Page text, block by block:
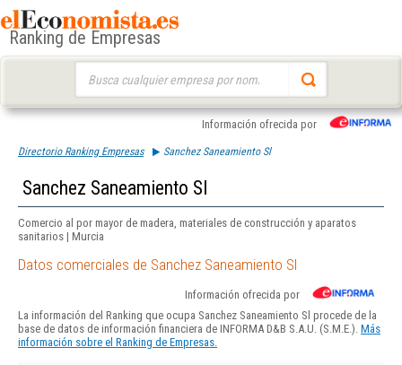
Ranking de Empresas
Información ofrecida por
Directorio Ranking Empresas Sanchez Saneamiento Sl
Sanchez Saneamiento Sl
Comercio al por mayor de madera, materiales de construcción y aparatos
sanitarios | Murcia
Datos comerciales de Sanchez Saneamiento Sl
Información ofrecida por
La información del Ranking que ocupa Sanchez Saneamiento Sl procede de la
base de datos de información financiera de INFORMA D&B S.A.U. (S.M.E.). Más
información sobre el Ranking de Empresas.